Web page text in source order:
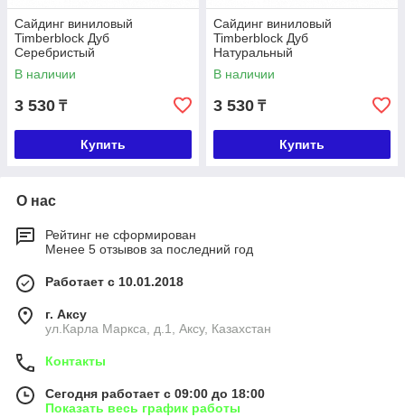
Сайдинг виниловый
Timberblock Дуб
Серебристый
В наличии
3 530 ₸
Купить
Сайдинг виниловый
Timberblock Дуб
Натуральный
В наличии
3 530 ₸
Купить
О нас
Рейтинг не сформирован
Менее 5 отзывов за последний год
Работает с 10.01.2018
г. Аксу
ул.Карла Маркса, д.1, Аксу, Казахстан
Контакты
Сегодня работает с 09:00 до 18:00
Показать весь график работы